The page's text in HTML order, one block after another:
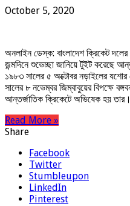
October 5, 2020
অনলাইন ডেস্ক: বাংলাদেশ ক্রিকেট
জন্মদিনে শুভেচ্ছা জানিয়ে টুইট করেছে
১৯৮৩ সালের ৫ অক্টোবর নড়াইলের
সালের ৮ নভেম্বর জিম্বাবুয়ের বিপক্ষে
আন্তর্জাতিক ক্রিকেটে অভিষেক হয়
Read More »
Share
Facebook
Twitter
Stumbleupon
LinkedIn
Pinterest